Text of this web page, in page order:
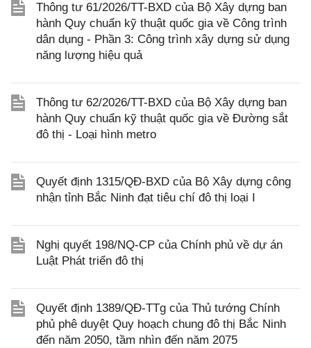
Thông tư 61/2026/TT-BXD của Bộ Xây dựng ban
hành Quy chuẩn kỹ thuật quốc gia về Công trình
dân dụng - Phần 3: Công trình xây dựng sử dụng
năng lượng hiệu quả
Thông tư 62/2026/TT-BXD của Bộ Xây dựng ban
hành Quy chuẩn kỹ thuật quốc gia về Đường sắt
đô thị - Loại hình metro
Quyết định 1315/QĐ-BXD của Bộ Xây dựng công
nhận tỉnh Bắc Ninh đạt tiêu chí đô thị loại I
Nghị quyết 198/NQ-CP của Chính phủ về dự án
Luật Phát triển đô thị
Quyết định 1389/QĐ-TTg của Thủ tướng Chính
phủ phê duyệt Quy hoạch chung đô thị Bắc Ninh
đến năm 2050, tầm nhìn đến năm 2075